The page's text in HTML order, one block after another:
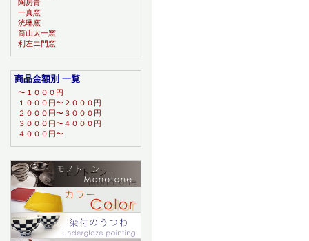
陶房青
一真窯
洸琳窯
筒山太一窯
利左エ門窯
商品金額別 一覧
〜１０００円
１０００円〜２０００円
２０００円〜３０００円
３０００円〜４０００円
４０００円〜